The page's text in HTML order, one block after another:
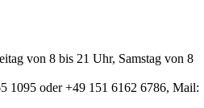
von 8 bis 21 Uhr, Samstag von 8
1095 oder +49 151 6162 6786, Mail: